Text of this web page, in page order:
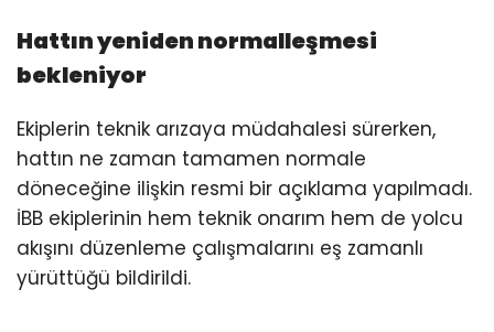
Hattın yeniden normalleşmesi
bekleniyor
Ekiplerin teknik arızaya müdahalesi sürerken,
hattın ne zaman tamamen normale
döneceğine ilişkin resmi bir açıklama yapılmadı.
İBB ekiplerinin hem teknik onarım hem de yolcu
akışını düzenleme çalışmalarını eş zamanlı
yürüttüğü bildirildi.